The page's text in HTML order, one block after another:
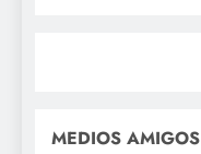
MEDIOS AMIGOS